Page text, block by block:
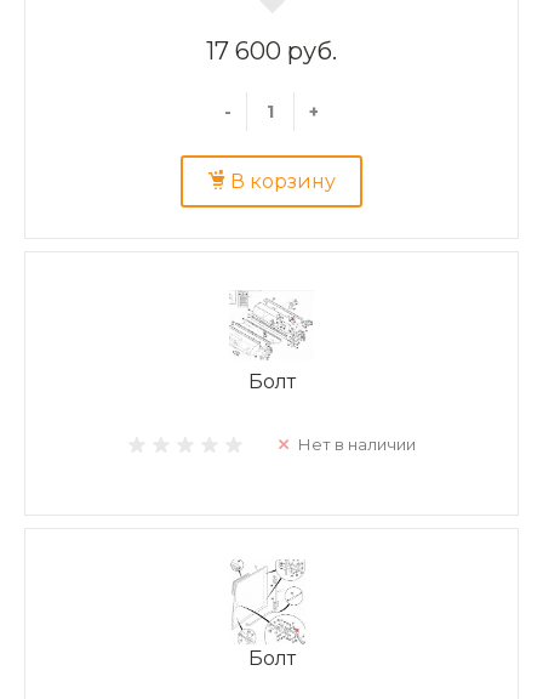
17 600 руб.
- +
В корзину
Болт
Нет в наличии
Болт